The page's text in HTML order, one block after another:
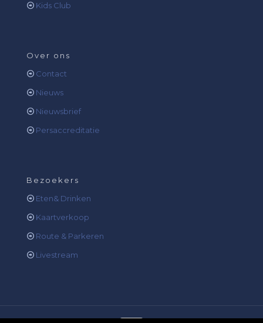
Kids Club
Over ons
Contact
Nieuws
Nieuwsbrief
Persaccreditatie
Bezoekers
Eten& Drinken
Kaartverkoop
Route & Parkeren
Livestream